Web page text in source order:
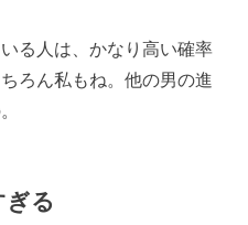
る人は、かなり高い確率
ろん私もね。他の男の進
る